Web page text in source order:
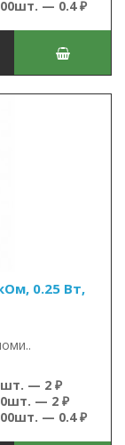
— 0.4 ₽
0.25 Вт,
— 2 ₽
— 2 ₽
— 0.4 ₽